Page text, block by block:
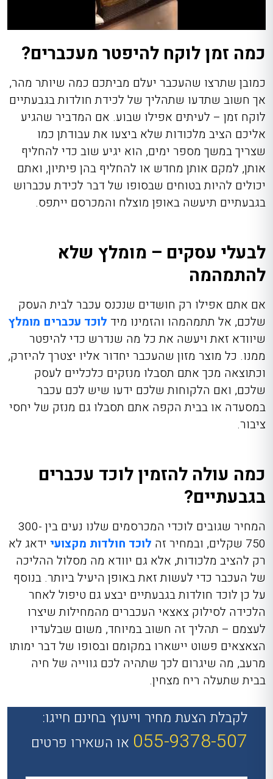
כמה זמן לוקח להיפטר מעכברים?
כמובן שתרצו שהעכבר יעלם מביתכם כמה שיותר מהר,
אך חשוב שתדעו שתהליך של לכידת חולדות בגבעתיים
לוקח זמן – לעיתים אפילו שבוע. אם המדביר שהגיע
אליכם הציב מלכודות שלא ביצעו את עבודתן כמו
שצריך במשך מספר ימים, הוא יגיע שוב כדי להחליף
אותן, למקם אותן מחדש או להחליף בהן פיתיון, ואתם
יכולים להיות בטוחים שבסופו של דבר לכידת עכברוש
בגבעתיים תיעשה באופן מוצלח והמכרסם ייתפס.
לבעלי עסקים – מומלץ שלא
להתמהמה
אם אתם אפילו רק חושדים שנכנס עכבר לבית העסק
שלכם, אל תתמהמהו והזמינו מיד לוכד עכברים מומלץ
שיוודא זאת ויעשה את כל מה שנדרש כדי להיפטר
ממנו. כל מוצר מזון שהעכבר יחדור אליו יצטרך להיזרק,
וכתוצאה מכך אתם תסבלו מנזקים כלכליים לעסק
שלכם, ואם הלקוחות שלכם ידעו שיש לכם עכבר
במסעדה או בבית הקפה אתם תסבלו גם מנזק של יחסי
ציבור.
כמה עולה להזמין לוכד עכברים
בגבעתיים?
המחיר שגובים לוכדי המכרסמים שלנו נעים בין 300-
750 שקלים, ובמחיר זה
לוכד חולדות מקצועי ידאג לא
רק להציב מלכודות, אלא גם יוודא מה מסלול ההליכה
של העכבר כדי לעשות זאת באופן היעיל ביותר. בנוסף
על כן לוכד חולדות בגבעתיים יבצע גם טיפול לאחר
הלכידה לסילוק צאצאי העכברים מהמחילות שיצרו
לעצמם – תהליך זה חשוב במיוחד, משום שבלעדיו
הצאצאים פשוט יישארו במקומם ובסופו של דבר ימותו
מרעב, מה שיגרום לכך שתהיה לכם גווייה של חיה
בבית שתעלה ריח מצחין.
לקבלת הצעת מחיר וייעוץ בחינם חייגו:
055-9378-507 או השאירו פרטים